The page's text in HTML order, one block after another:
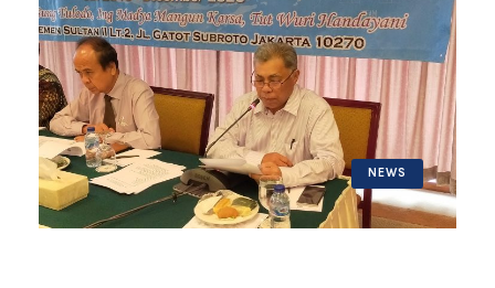
NEWS